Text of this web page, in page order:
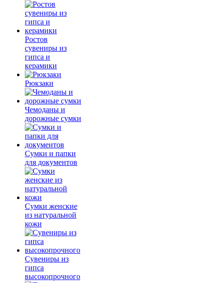
Ростов
сувениры из
гипса и
керамики
Рюкзаки
Чемоданы и
дорожные сумки
Сумки и папки
для документов
Сумки женские
из натуральной
кожи
Сувениры из
гипса
высокопрочного